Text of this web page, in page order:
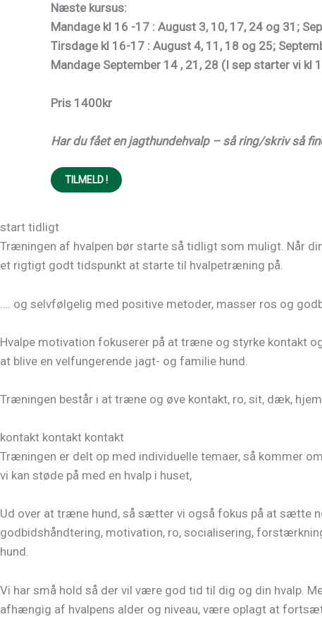
Næste kursus:
Mandage kl 16 -17 : August 3, 10, 17, 24 og 31;
Tirsdage kl 16-17 : August 4, 11, 18 og 25;
Mandage September 14 , 21, 28 (I sep starter vi kl
Pris 1400kr
Har du fået en jagthundehvalp – så ring/skriv så
TILMELD !
start tidligt
Træningen af hvalpen bør starte så tidligt som muligt. Når
et rigtigt godt tidspunkt at starte til hvalpetræning på.
…. og selvfølgelig med positive metoder, masser ros og
Hvalpe motivation fokuserer på at træne og styrke kontakt
at blive en velfungerende jagt- og familie hund.
Træningen består i at træne og øve kontakt, ro, sit, dæk,
kontakt kontakt kontakt
Træningen er delt op med individuelle temaer, så kommer
vi kan støde på med en hvalp i huset,
Ud over at træne hund, så sætter vi også fokus på at sætte
godbidshåndtering, motivation, ro, socialisering,
hund.
Vi har små hold så der vil være god tid til dig og din hvalp.
afhængig af hvalpens alder og niveau, være oplagt at